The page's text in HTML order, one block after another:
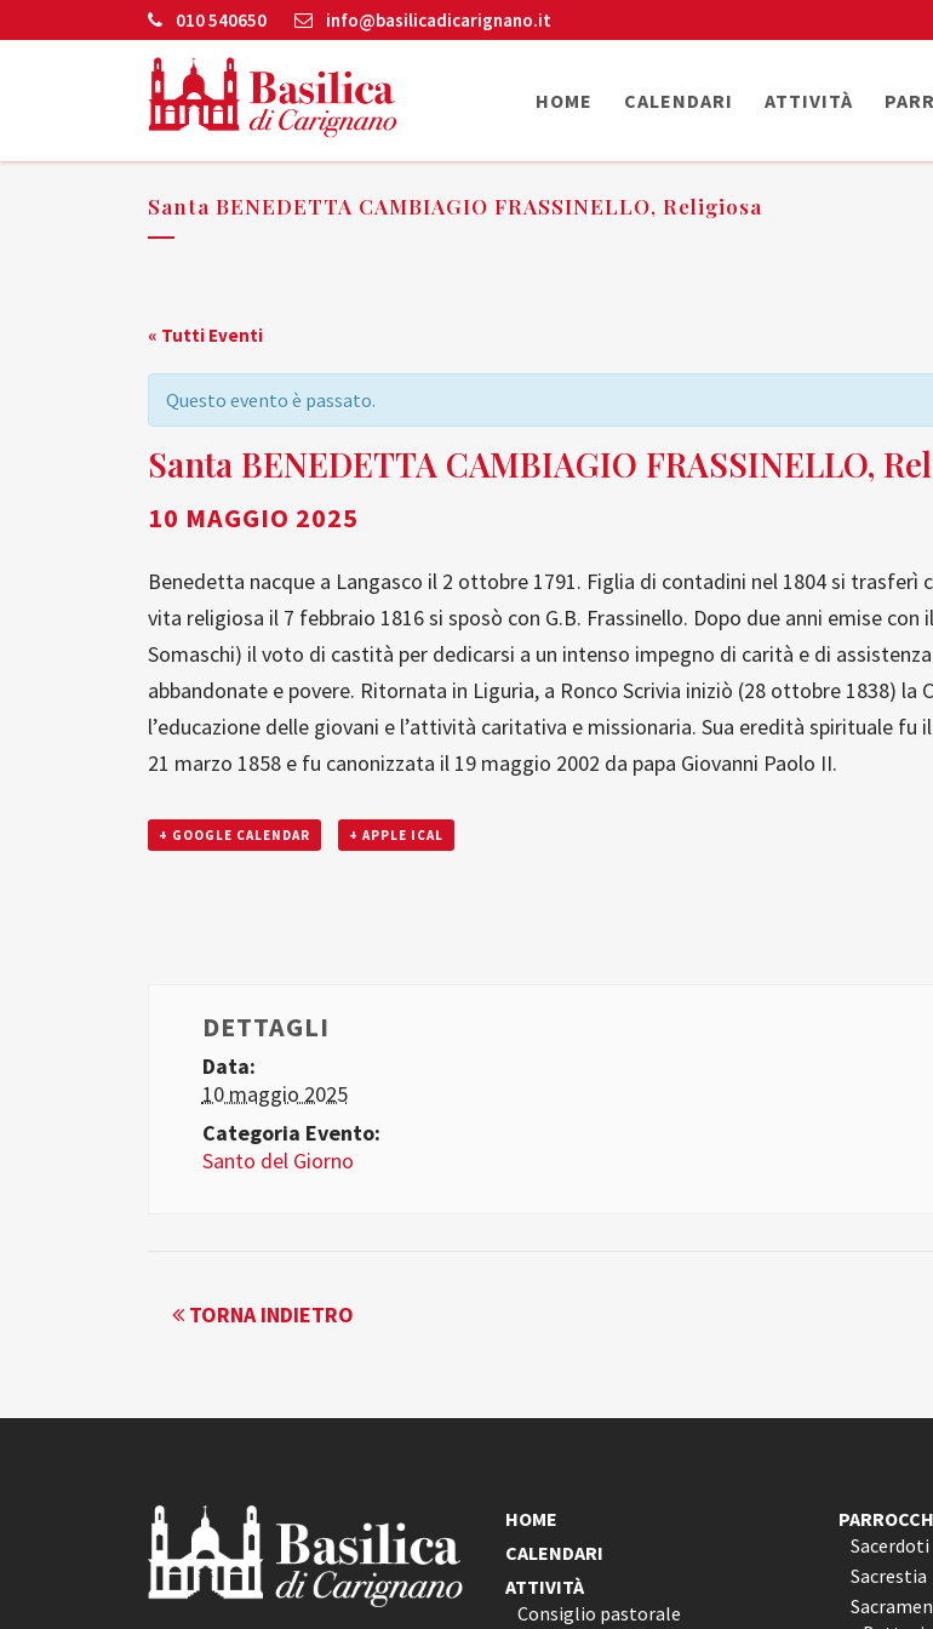
010 540650 info@basilicadicarignano.it
HOME CALENDARI ATTIVITÀ
Santa BENEDETTA CAMBIAGIO FRASSINELLO, Religiosa
« Tutti Eventi
Questo evento è passato.
Santa BENEDETTA CAMBIAGIO FRASSINELLO,
10 MAGGIO 2025
Benedetta nacque a Langasco il 2 ottobre 1791. Figlia di contadini nel 1804 si
vita religiosa il 7 febbraio 1816 si sposò con G.B. Frassinello. Dopo due anni emise
Somaschi) il voto di castità per dedicarsi a un intenso impegno di carità e di
abbandonate e povere. Ritornata in Liguria, a Ronco Scrivia iniziò (28 ottobre 1838)
l’educazione delle giovani e l’attività caritativa e missionaria. Sua eredità spirituale fu
21 marzo 1858 e fu canonizzata il 19 maggio 2002 da papa Giovanni Paolo II.
+ GOOGLE CALENDAR + APPLE ICAL
DETTAGLI
Data:
10 maggio 2025
Categoria Evento:
Santo del Giorno
EVENTO
TORNA INDIETRO
HOME
CALENDARI
ATTIVITÀ
Consiglio pastorale
Sacerdoti
Sacrestia